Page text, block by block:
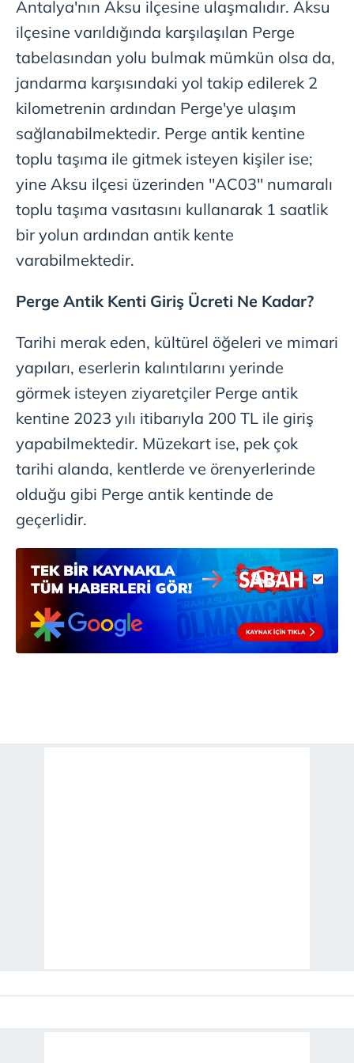
kullanılmaktadır. Diğer çerezler, sitemizin daha işlevsel
kılınması ve kişiselleştirilmesi ve sizlere yönelik
reklam/pazarlama faaliyetlerinin yapılması, amaçlarıyla
sınırlı olarak açık rızanız dahilinde kullanılacaktır.
Çerezlere ilişkin tercihlerinizi aşağıda yer alan panel
vasıtasıyla belirleyebilirsiniz. Çerezlere ilişkin detaylı bilgi
için Ayarlar butonuna tıklayabilir,Çerez Bilgilendirme
Metnimiziziyaret edebilirsiniz.
6698 sayılı Kişisel Verilerin Korunması Kanunu uyarınca
hazırlanmış Aydınlatma Metnimizi okumak ve sitemizde
ilgili mevzuata uygun olarak kullanılan çerezlerle ilgili bilgi
almak için lütfentıklayınız
Antalya'nın Aksu ilçesine ulaşmalıdır. Aksu
ilçesine varıldığında karşılaşılan Perge
tabelasından yolu bulmak mümkün olsa da,
jandarma karşısındaki yol takip edilerek 2
kilometrenin ardından Perge'ye ulaşım
sağlanabilmektedir. Perge antik kentine
toplu taşıma ile gitmek isteyen kişiler ise;
yine Aksu ilçesi üzerinden ''AC03'' numaralı
toplu taşıma vasıtasını kullanarak 1 saatlik
bir yolun ardından antik kente
varabilmektedir.
Perge Antik Kenti Giriş Ücreti Ne Kadar?
Tarihi merak eden, kültürel öğeleri ve mimari
yapıları, eserlerin kalıntılarını yerinde
görmek isteyen ziyaretçiler Perge antik
kentine 2023 yılı itibarıyla 200 TL ile giriş
yapabilmektedir. Müzekart ise, pek çok
tarihi alanda, kentlerde ve örenyerlerinde
olduğu gibi Perge antik kentinde de
geçerlidir.